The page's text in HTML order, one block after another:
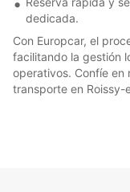
dedicada.
Con Europcar, el
facilitando la gestión
operativos. Confíe en
transporte en